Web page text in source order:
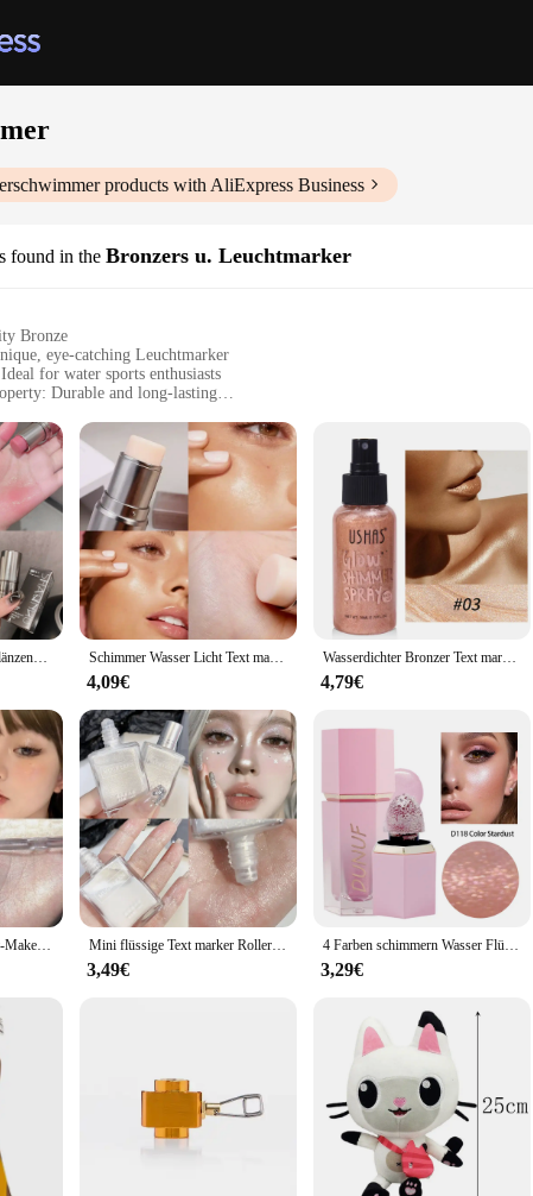
products with AliExpress Business
found in the Bronzers u. Leuchtmarker
Bronze
eye-catching Leuchtmarker
for water sports enthusiasts
Durable and long-lasting
sets for sale
and Style**
bronze, these Wasserschwimmer Bronzers u. Leuchtmarker are not just
functionality and aesthetics. The eye-catching Leuchtmarker design
Friendly**
athlete or a recreational water sports enthusiast, these
them easy to carry and attach to your equipment, ensuring that you
as a wholesale vendor or supplier.
Sports Scenario**
their performance and property ensure that they will withstand the
enjoyable experience.
Feuchtigkeit spendende glänzende Text marker Stick natürliche Wasser Licht Schimmer Creme aufhellen liegende Seidenraupe Gesicht Kontur Körper Illuminator Schimmer Wasser Licht Text marker Stick transparent Wasser Rouge Stick Gesicht Körper Illuminator kosmetische Gesichts kontur aufhellen Make-up
4,09€
Wasserdichter Bronzer Text marker flüssiges Spray beleuchten der Körper Gesicht schimmern dauerhaft aufhellen Glühen Gesicht leuchten Text marker Make-up
4,79€
Schimmernde Highlighter-Make-up-Palette, Wasserlicht, Perlweiß, Champagner, Gold, Gelee, Gel, Gesichtskontur, Aufhellung, Lidschatten, Kosmetik Mini flüssige Text marker Roller Make-up Perl glanz Körper Gesicht Schimmer Glanz Lidschatten Text marker Kontur Illuminator Kosmetik
3,49€
4 Farben schimmern Wasser Flüssigkeit Text marker erröten Lidschatten Gesicht Körper Text marker flüssige Make-up Gesicht Kontur Make-up-Tools
3,29€